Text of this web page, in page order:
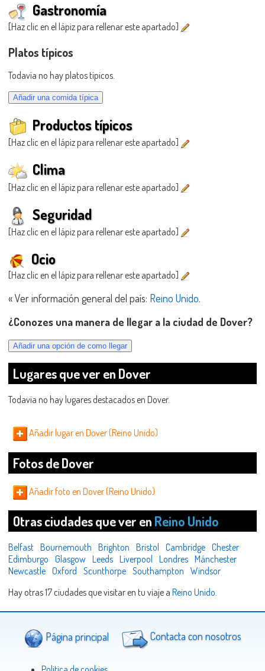
Gastronomía
[Haz clic en el lápiz para rellenar este apartado]
Platos típicos
Todavía no hay platos típicos.
Productos típicos
[Haz clic en el lápiz para rellenar este apartado]
Clima
[Haz clic en el lápiz para rellenar este apartado]
Seguridad
[Haz clic en el lápiz para rellenar este apartado]
Ocio
[Haz clic en el lápiz para rellenar este apartado]
« Ver información general del país: Reino Unido.
¿Conozes una manera de llegar a la ciudad de Dover?
Lugares que ver en Dover
Todavia no hay lugares destacados en Dover.
Añadir lugar en Dover (Reino Unido)
Fotos de Dover
Añadir foto en Dover (Reino Unido)
Otras ciudades que ver en Reino Unido
Belfast Bournemouth Brighton Bristol Cambridge Chester
Edimburgo Glasgow Leeds Liverpool Londres Mánchester
Newcastle Oxford Scunthorpe Southampton Windsor
Hay otras 17 ciudades que visitar en tu viaje a Reino Unido.
Página principal Contacta con nosotros